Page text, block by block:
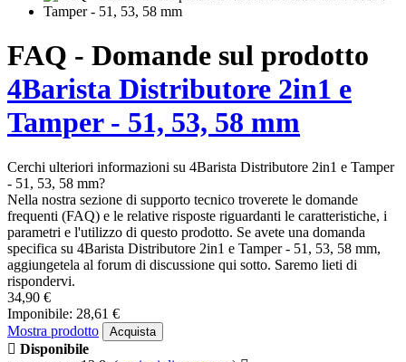
FAQ - Domande sul prodotto
4Barista Distributore 2in1 e
Tamper - 51, 53, 58 mm
Cerchi ulteriori informazioni su 4Barista Distributore 2in1 e Tamper
- 51, 53, 58 mm?
Nella nostra sezione di supporto tecnico troverete le domande
frequenti (FAQ) e le relative risposte riguardanti le caratteristiche, i
parametri e l'utilizzo di questo prodotto. Se avete una domanda
specifica su 4Barista Distributore 2in1 e Tamper - 51, 53, 58 mm,
aggiungetela al forum di discussione qui sotto. Saremo lieti di
rispondervi.
34,90 €
Imponibile: 28,61 €
Mostra prodotto
Acquista
Disponibile